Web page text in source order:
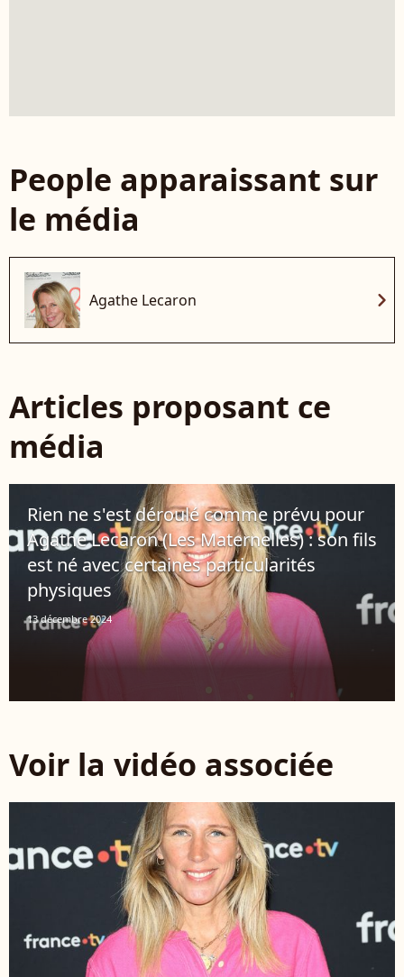
People apparaissant sur
le média
Agathe Lecaron chevron_right
Articles proposant ce
média
Rien ne s'est déroulé comme prévu pour
Agathe Lecaron (Les Maternelles) : son fils
est né avec certaines particularités
physiques
13 décembre 2024
Voir la vidéo associée